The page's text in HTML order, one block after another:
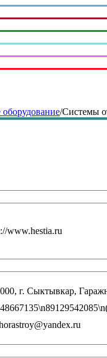
оборудование/Системы
www.hestia.ru
г. Сыктывкар,